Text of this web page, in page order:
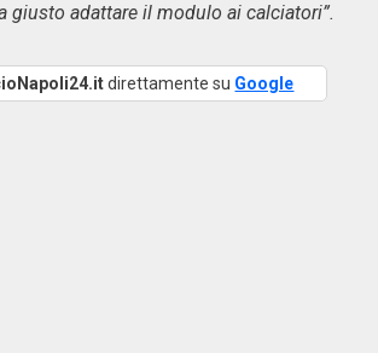
giusto adattare il modulo ai calciatori”.
direttamente su Google